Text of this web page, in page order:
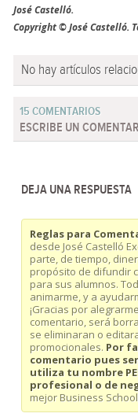
José Castelló.
Copyright © José Castelló.
No hay artículos
15 COMENTARIOS
ESCRIBE UN
DEJA UNA RESPUESTA
Reglas para
desde José Castelló
parte, de tiempo,
propósito de difundir
para sus alumnos.
animarme, y a
¡Gracias por
comentario, será
se eliminaran o
promocionales. Por
comentario pues
utiliza tu nombre
profesional o de
mejor Business